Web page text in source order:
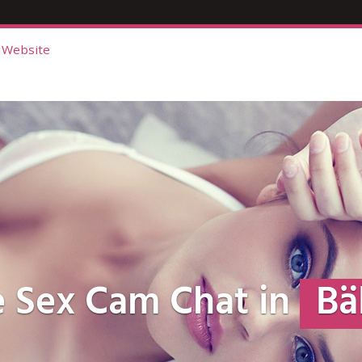
Sex Cam Chat in